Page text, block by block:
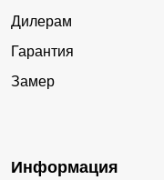
Дилерам
Гарантия
Замер
Информация